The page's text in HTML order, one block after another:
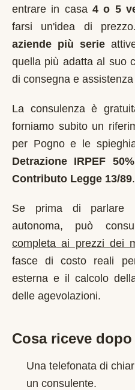
entrare in casa 4 o 5
farsi un'idea di
aziende più serie
quella più adatta al suo
di consegna e
La consulenza è
forniamo subito un
per Pognoe le
Detrazione IRPEF 50%
Contributo Legge 13/89.
Se prima di parlare
autonoma, può
completa ai prezzi dei
fasce di costo reali
esterna e il calcolo
delle agevolazioni.
Cosa riceve
Una telefonata di
un consulente.